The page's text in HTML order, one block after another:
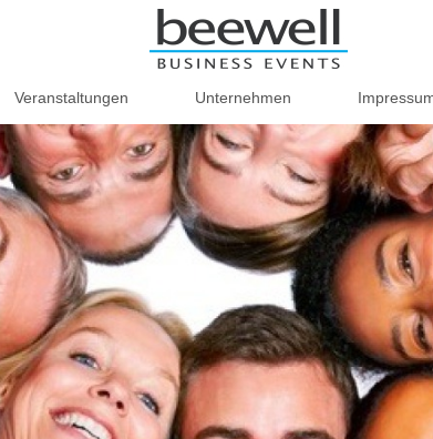
Veranstaltungen Unternehmen